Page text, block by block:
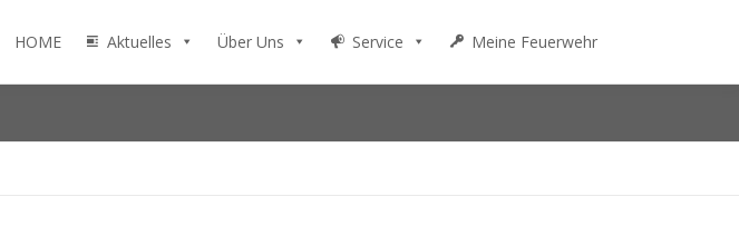
HOME Aktuelles Über Uns Service Meine Feuerwehr